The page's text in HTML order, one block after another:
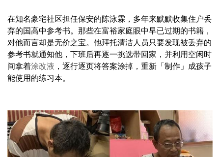
在知名豪宅社区担任保安的陈泳霖，多年来默默收集住户丢
弃的国高中参考书。那些在富裕家庭眼中早已过期的书籍，
对他而言却是无价之宝。他拜托清洁人员只要发现被丢弃的
参考书就通知他，下班后再逐一挑选带回家，并利用空闲时
间拿着涂改液 ，逐行逐页将答案涂掉，重新「制作」成孩子
能使用的练习本。